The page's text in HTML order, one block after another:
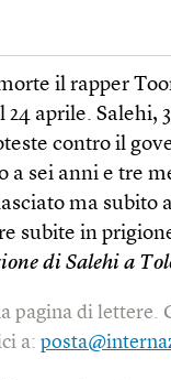
il rapper
24 aprile. Salehi,
contro il
a sei anni e tre
ma subito
subite in
di Salehi a
pagina di lettere.
a: